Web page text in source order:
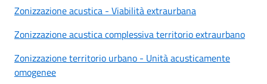
Zonizzazione acustica - Viabilità extraurbana
Zonizzazione acustica complessiva territorio extraurbano
Zonizzazione territorio urbano - Unità acusticamente
omogenee